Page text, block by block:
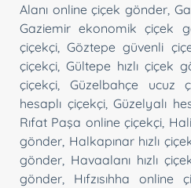
Alanı online çiçek gönder
Gaziemir ekonomik çiçek
çiçekçi ,Göztepe güvenli
çiçekçi Gültepe hızlı çiçek
çiçekçi
Güzelbahçe ucuz
hesaplı çiçekçi,Güzelyalı
Rıfat Paşa online çiçekçi
gönder Halkapınar hızlı
gönder Havaalanı hızlı
gönder
Hıfzısıhha online